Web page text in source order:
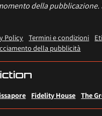
della
Policy Termini e condizioni
della pubblicità
Fidelity House The